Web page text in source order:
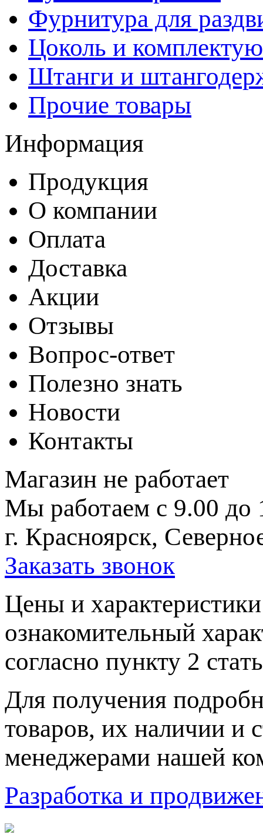
Фурнитура для
Цоколь и
Штанги и
Прочие товары
Информация
Продукция
О компании
Оплата
Доставка
Акции
Отзывы
Вопрос-ответ
Полезно знать
Новости
Контакты
Магазин не работает
Мы работаем с 9.00 до
г. Красноярск,
Заказать звонок
Цeны и
ознакомительный
согласно пункту 2
Для пoлучения
товaров, их нaличии и
менеджерами нашей
Разработка и